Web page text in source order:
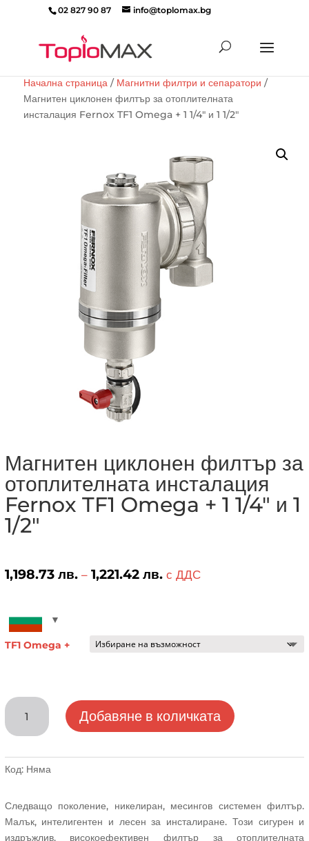
02 827 90 87 info@toplomax.bg
search
Начална страница/ Магнитни филтри и сепаратори /
Магнитен циклонен филтър за отоплителната
инсталация Fernox TF1 Omega + 1 1/4″ и 1 1/2″
Магнитен циклонен филтър за
отоплителната инсталация
Fernox TF1 Omega + 1 1/4″ и 1
1/2″
1,198.73 лв. – 1,221.42 лв.Price
с ДДС
TF1 Omega +
количество
Магнитен
филтър
инсталация
Fernox
Добавяне в количката
Код: Няма
Следващо поколение, никелиран, месингов системен филтър.
Малък, интелигентен и лесен за инсталиране. Този сигурен и
издръжлив, високоефективен филтър за отоплителната